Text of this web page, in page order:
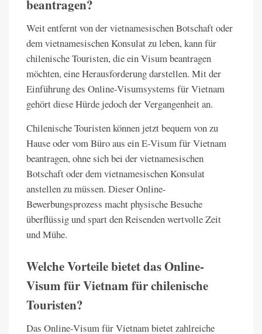
beantragen?
Weit entfernt von der vietnamesischen Botschaft oder
dem vietnamesischen Konsulat zu leben, kann für
chilenische Touristen, die ein Visum beantragen
möchten, eine Herausforderung darstellen. Mit der
Einführung des Online-Visumsystems für Vietnam
gehört diese Hürde jedoch der Vergangenheit an.
Chilenische Touristen können jetzt bequem von zu
Hause oder vom Büro aus ein E-Visum für Vietnam
beantragen, ohne sich bei der vietnamesischen
Botschaft oder dem vietnamesischen Konsulat
anstellen zu müssen. Dieser Online-
Bewerbungsprozess macht physische Besuche
überflüssig und spart den Reisenden wertvolle Zeit
und Mühe.
Welche Vorteile bietet das Online-
Visum für Vietnam für chilenische
Touristen?
Das Online-Visum für Vietnam bietet zahlreiche